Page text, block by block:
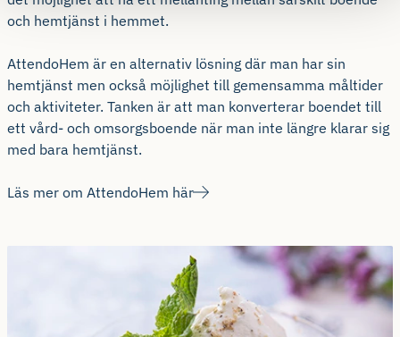
och hemtjänst i hemmet.
AttendoHem är en alternativ lösning där man har sin
hemtjänst men också möjlighet till gemensamma måltider
och aktiviteter. Tanken är att man konverterar boendet till
ett vård- och omsorgsboende när man inte längre klarar sig
med bara hemtjänst.
Läs mer om AttendoHem här